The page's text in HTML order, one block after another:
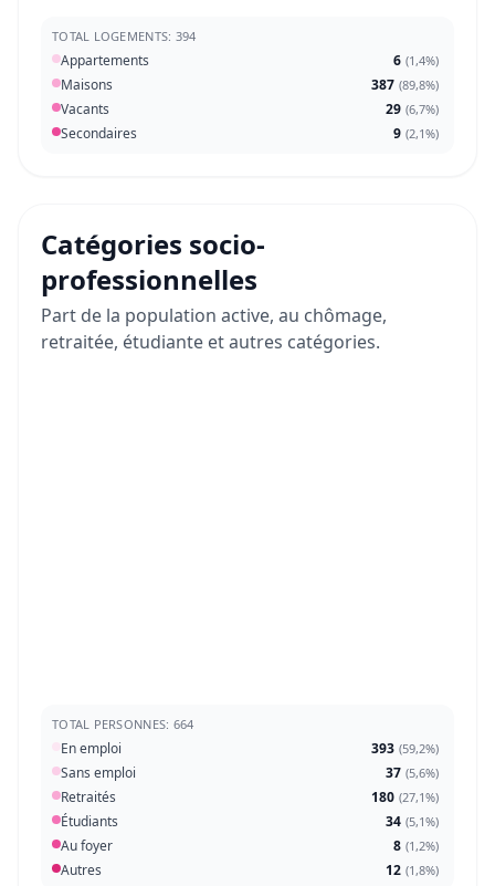
TOTAL LOGEMENTS: 394
Appartements 6 (1,4%)
Maisons 387 (89,8%)
Vacants 29 (6,7%)
Secondaires 9 (2,1%)
Catégories socio-
professionnelles
Part de la population active, au chômage,
retraitée, étudiante et autres catégories.
TOTAL PERSONNES: 664
En emploi 393 (59,2%)
Sans emploi 37 (5,6%)
Retraités 180 (27,1%)
Étudiants 34 (5,1%)
Au foyer 8 (1,2%)
Autres 12 (1,8%)